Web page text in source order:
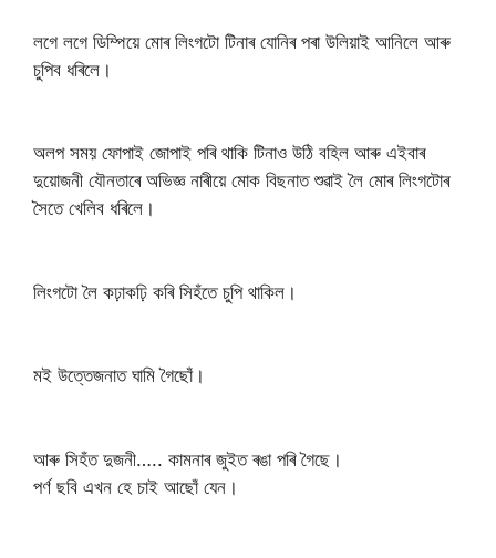
লগে লগে ডিম্পিয়ে মোৰ লি‌ংগটো টিনাৰ যোনিৰ পৰা উলিয়াই আনিলে আৰু
চুপিব ধৰিলে।
অলপ সময় ফোপাই জোপাই পৰি থাকি টিনাও উঠি বহিল আৰু এইবাৰ
দুয়োজনী যৌনতাৰে অভিজ্ঞ নাৰীয়ে মোক বিছনাত শুৱাই লৈ মোৰ লিংগটোৰ
সৈতে খেলিব ধৰিলে।
লিংগটো লৈ কঢ়াকঢ়ি কৰি সিহঁতে চুপি থাকিল।
মই উত্তেজনাত ঘামি গৈছোঁ।
আৰু সিহঁত দুজনী….. কামনাৰ জুইত ৰঙা পৰি গৈছে।
পৰ্ণ ছবি এখন হে চাই আছোঁ যেন।